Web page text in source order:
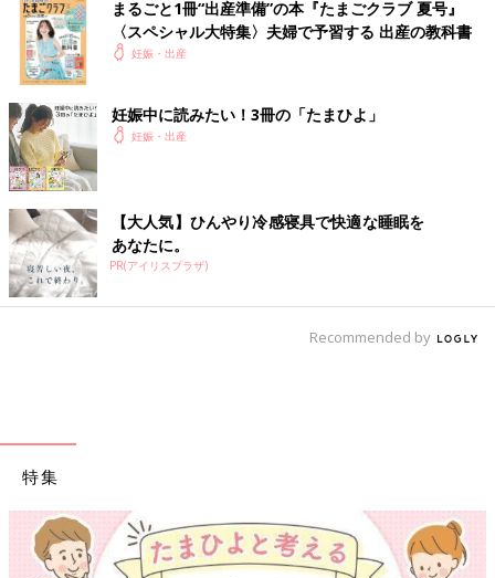
まるごと1冊“出産準備”の本『たまごクラブ 夏号』
〈スペシャル大特集〉夫婦で予習する 出産の教科書
妊娠・出産
妊娠中に読みたい！3冊の「たまひよ」
妊娠・出産
【大人気】ひんやり冷感寝具で快適な睡眠を
あなたに。
PR(アイリスプラザ)
Recommended by
特集